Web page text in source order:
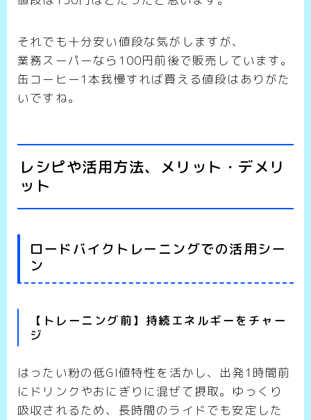
それでも十分安い値段な気がしますが、
業務スーパーなら100円前後で販売しています。
缶コーヒー1本我慢すれば買える値段はありがた
いですね。
レシピや活用方法、メリット・デメリ
ット
ロードバイクトレーニングでの活用シー
ン
【トレーニング前】持続エネルギーをチャー
ジ
はったい粉の低GI値特性を活かし、出発1時間前
にドリンクやおにぎりに混ぜて摂取。ゆっくり
吸収されるため、長時間のライドでも安定した